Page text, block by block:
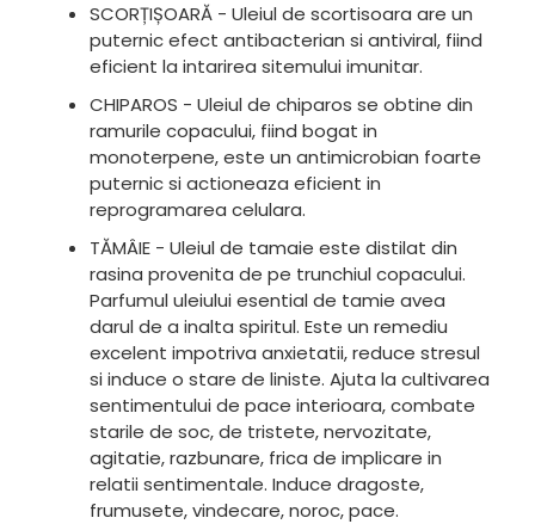
SCORȚIȘOARĂ - Uleiul de scortisoara are un
puternic efect antibacterian si antiviral, fiind
eficient la intarirea sitemului imunitar.
CHIPAROS - Uleiul de chiparos se obtine din
ramurile copacului, fiind bogat in
monoterpene, este un antimicrobian foarte
puternic si actioneaza eficient in
reprogramarea celulara.
TĂMÂIE - Uleiul de tamaie este distilat din
rasina provenita de pe trunchiul copacului.
Parfumul uleiului esential de tamie avea
darul de a inalta spiritul. Este un remediu
excelent impotriva anxietatii, reduce stresul
si induce o stare de liniste. Ajuta la cultivarea
sentimentului de pace interioara, combate
starile de soc, de tristete, nervozitate,
agitatie, razbunare, frica de implicare in
relatii sentimentale. Induce dragoste,
frumusete, vindecare, noroc, pace.